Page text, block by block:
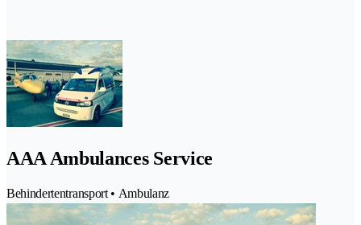
AAA Ambulances Service
Behindertentransport • Ambulanz